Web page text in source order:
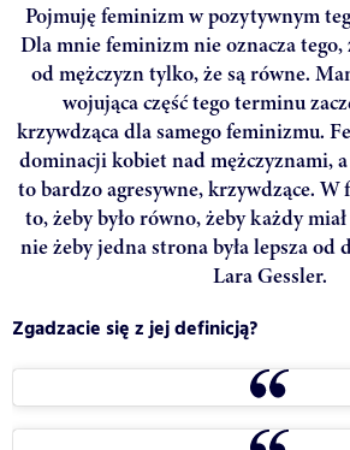
Pojmuję feminizm w pozytywnym
Dla mnie feminizm nie oznacza tego,
od mężczyzn tylko, że są równe.
wojująca część tego terminu
krzywdząca dla samego feminizmu.
dominacji kobiet nad mężczyznami,
to bardzo agresywne, krzywdzące.
to, żeby było równo, żeby każdy
nie żeby jedna strona była lepsza od
Lara Gessler.
Zgadzacie się z jej definicją?